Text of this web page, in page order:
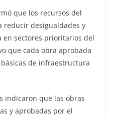
que los recursos del
reducir desigualdades y
en sectores prioritarios del
que cada obra aprobada
de infraestructura
indicaron que las obras
y aprobadas por el